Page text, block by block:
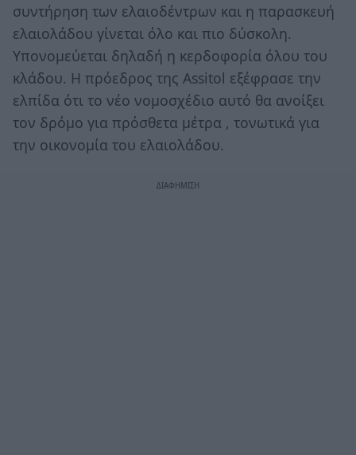
συντήρηση των ελαιοδέντρων και η παρασκευή
ελαιολάδου γίνεται όλο και πιο δύσκολη.
Υπονομεύεται δηλαδή η κερδοφορία όλου του
κλάδου. Η πρόεδρος της Assitol εξέφρασε την
ελπίδα ότι το νέο νομοσχέδιο αυτό θα ανοίξει
τον δρόμο για πρόσθετα μέτρα , τονωτικά για
την οικονομία του ελαιολάδου.